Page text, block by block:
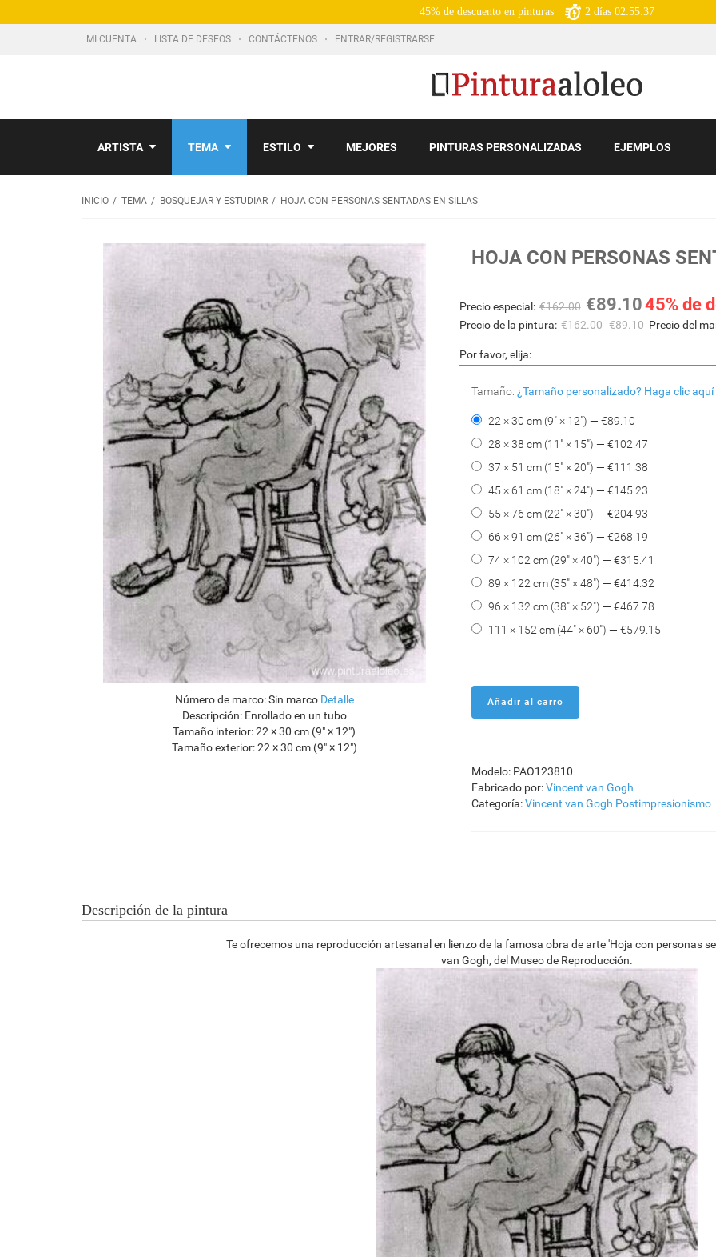
45% de descuento en pinturas 2 días 02:55:36
MI CUENTA LISTA DE DESEOS CONTÁCTENOS ENTRAR/REGISTRARSE
ARTISTA TEMA ESTILO MEJORES PINTURAS PERSONALIZADAS EJEMPLOS
INICIO TEMA BOSQUEJAR Y ESTUDIAR HOJA CON PERSONAS SENTADAS EN SILLAS
Número de marco: Sin marco Detalle
Descripción: Enrollado en un tubo
Tamaño interior: 22 × 30 cm (9" × 12")
Tamaño exterior: 22 × 30 cm (9" × 12")
HOJA CON PERSONAS
Precio especial: €162.00 €89.1045% de
Precio de la pintura: €162.00 €89.10 Precio del
Por favor, elija:
Tamaño: ¿Tamaño personalizado? Haga clic aquí
22 × 30 cm (9" × 12") — €89.10
28 × 38 cm (11" × 15") — €102.47
37 × 51 cm (15" × 20") — €111.38
45 × 61 cm (18" × 24") — €145.23
55 × 76 cm (22" × 30") — €204.93
66 × 91 cm (26" × 36") — €268.19
74 × 102 cm (29" × 40") — €315.41
89 × 122 cm (35" × 48") — €414.32
96 × 132 cm (38" × 52") — €467.78
111 × 152 cm (44" × 60") — €579.15
Modelo: PAO123810
Fabricado por:Vincent van Gogh
Categoría:Vincent van Gogh Postimpresionismo
Descripción de la pintura
Te ofrecemos una reproducción artesanal en lienzo de la famosa obra de arte 'Hoja con personas
van Gogh, del Museo de Reproducción.